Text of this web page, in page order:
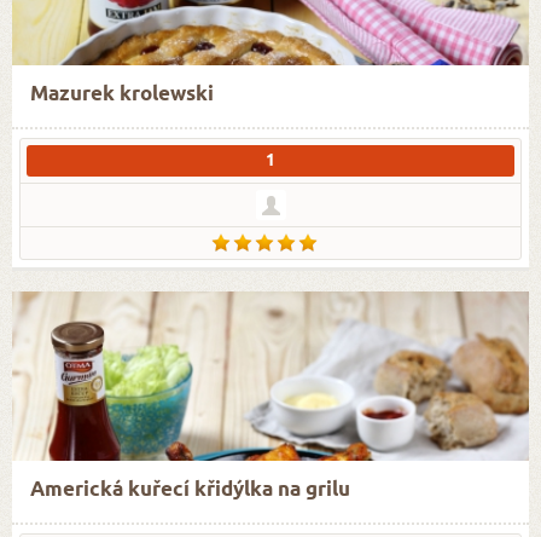
Mazurek krolewski
1
Americká kuřecí křidýlka na grilu